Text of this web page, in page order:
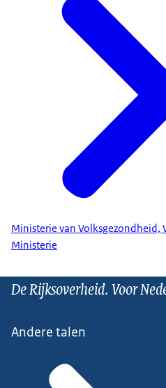
Ministerie van Volksgezondheid,
Ministerie
De Rijksoverheid. Voor
Andere talen